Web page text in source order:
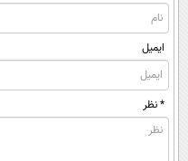
ایمیل
* نظر